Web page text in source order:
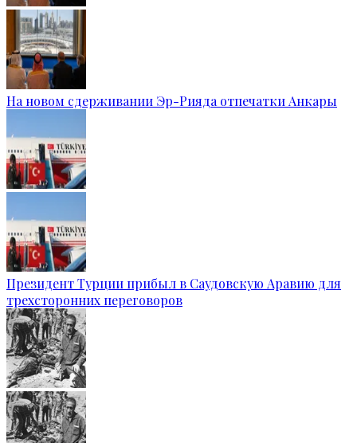
На новом сдерживании Эр-Рияда отпечатки Анкары
Президент Турции прибыл в Саудовскую Аравию для
трехсторонних переговоров